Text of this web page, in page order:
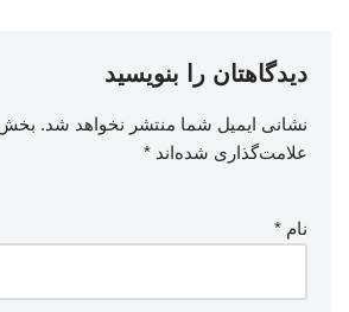
دیدگاهتان را بنویسید
نشانی ایمیل شما منتشر نخواهد شد.
علامت‌گذاری شده‌اند *
نام *